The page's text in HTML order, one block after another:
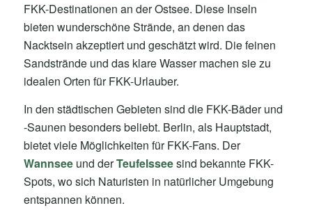
FKK-Destinationen an der Ostsee. Diese Inseln
bieten wunderschöne Strände, an denen das
Nacktsein akzeptiert und geschätzt wird. Die feinen
Sandstrände und das klare Wasser machen sie zu
idealen Orten für FKK-Urlauber.
In den städtischen Gebieten sind die FKK-Bäder und
-Saunen besonders beliebt. Berlin, als Hauptstadt,
bietet viele Möglichkeiten für FKK-Fans. Der
Wannseeund derTeufelsseesind bekannte FKK-
Spots, wo sich Naturisten in natürlicher Umgebung
entspannen können.